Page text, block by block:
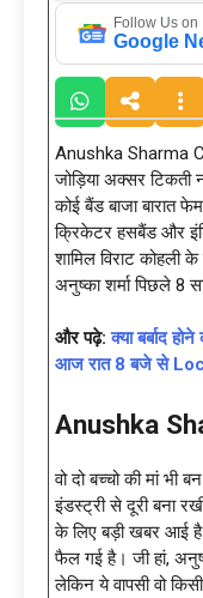
Follow Us on
Google
Anushka Sharma
जोड़िया अक्सर टिकती
कोई बैंड बाजा बारात
क्रिकेटर हसबैंड और
शामिल विराट कोहली
अनुष्का शर्मा पिछले 8
और पढ़े:क्या बर्बाद
आज रात 8 बजे से
Anushka
वो दो बच्चो की मां भी
इंडस्ट्री से दूरी बना
के लिए बड़ी खबर आई
फैल गई है। जी हां,
लेकिन ये वापसी वो